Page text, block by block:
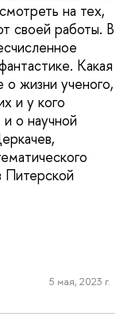
на тех,
своей работы. В
Какая
о жизни ученого,
и у кого
о научной
Питерской
5 мая, 2023 г.